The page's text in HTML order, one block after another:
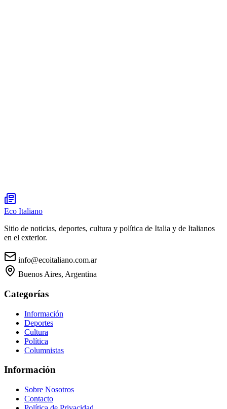
Eco Italiano
Sitio de noticias, deportes, cultura y política de Italia y de Italianos
en el exterior.
info@ecoitaliano.com.ar
Buenos Aires, Argentina
Categorías
Información
Deportes
Cultura
Política
Columnistas
Información
Sobre Nosotros
Contacto